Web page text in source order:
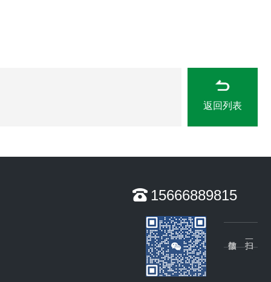
返回列表
15666889815